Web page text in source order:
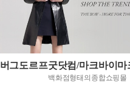
버그도르프굿닷컴/마크바이
백화점형태의종합쇼핑몰